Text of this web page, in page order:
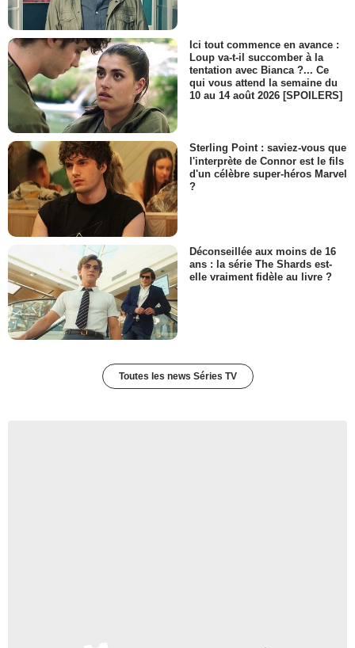
Ici tout commence en avance :
Loup va-t-il succomber à la
tentation avec Bianca ?... Ce
qui vous attend la semaine du
10 au 14 août 2026 [SPOILERS]
Sterling Point : saviez-vous que
l'interprète de Connor est le fils
d'un célèbre super-héros Marvel
?
Déconseillée aux moins de 16
ans : la série The Shards est-
elle vraiment fidèle au livre ?
Toutes les news Séries TV